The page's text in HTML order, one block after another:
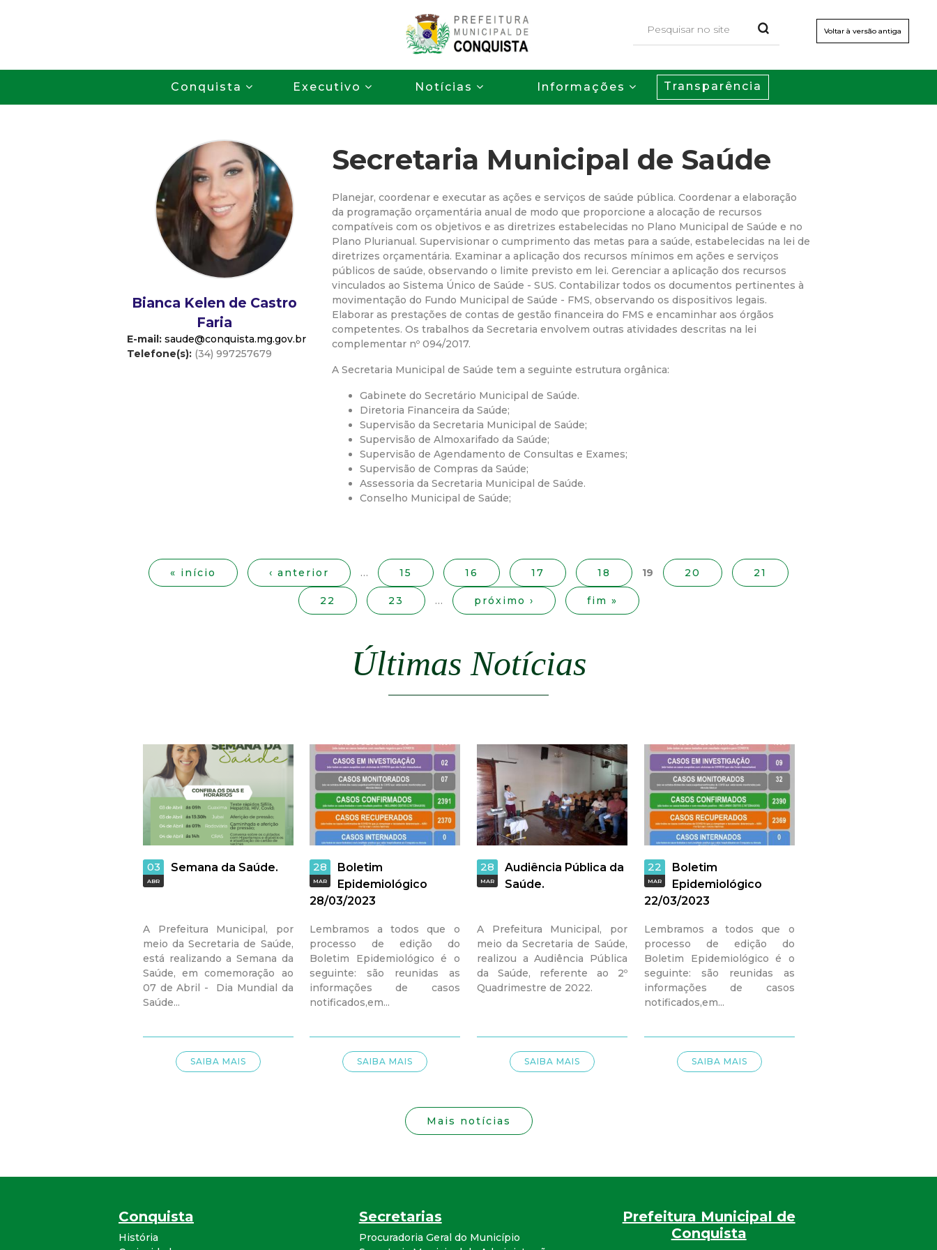
para
o
conteúdo
principal
Voltar à versão antiga
P
r
f
e
i
t
u
r
a
M
u
n
i
i
p
a
l
e
C
o
n
q
u
i
s
t
a
M
Conquista Executivo Notícias Informações Transparência
Secretaria Municipal de Saúde
Planejar, coordenar e executar as ações e serviços de saúde pública. Coordenar a elaboração
da programação orçamentária anual de modo que proporcione a alocação de recursos
compatíveis com os objetivos e as diretrizes estabelecidas no Plano Municipal de Saúde e no
Plano Plurianual. Supervisionar o cumprimento das metas para a saúde, estabelecidas na lei de
diretrizes orçamentária. Examinar a aplicação dos recursos mínimos em ações e serviços
públicos de saúde, observando o limite previsto em lei. Gerenciar a aplicação dos recursos
vinculados ao Sistema Único de Saúde - SUS. Contabilizar todos os documentos pertinentes à
movimentação do Fundo Municipal de Saúde - FMS, observando os dispositivos legais.
Elaborar as prestações de contas de gestão financeira do FMS e encaminhar aos órgãos
competentes. Os trabalhos da Secretaria envolvem outras atividades descritas na lei
complementar nº 094/2017.
A Secretaria Municipal de Saúde tem a seguinte estrutura orgânica:
Gabinete do Secretário Municipal de Saúde.
Diretoria Financeira da Saúde;
Supervisão da Secretaria Municipal de Saúde;
Supervisão de Almoxarifado da Saúde;
Supervisão de Agendamento de Consultas e Exames;
Supervisão de Compras da Saúde;
Assessoria da Secretaria Municipal de Saúde.
Conselho Municipal de Saúde;
Bianca Kelen de Castro
Faria
E-mail: saude@conquista.mg.gov.br
Telefone(s): (34) 997257679
« início ‹ anterior … 15 16 17 18 19 20 21
22 23 … próximo › fim »
Últimas Notícias
03
ABR
Semana da Saúde.
A Prefeitura Municipal, por
meio da Secretaria de Saúde,
está realizando a Semana da
Saúde, em comemoração ao
07 de Abril - Dia Mundial da
Saúde...
SAIBA MAIS
28
MAR
Boletim
Epidemiológico
28/03/2023
Lembramos a todos que o
processo de edição do
Boletim Epidemiológico é o
seguinte: são reunidas as
informações de casos
notificados,em...
SAIBA MAIS
28
MAR
Audiência Pública da
Saúde.
A Prefeitura Municipal, por
meio da Secretaria de Saúde,
realizou a Audiência Pública
da Saúde, referente ao 2º
Quadrimestre de 2022.
SAIBA MAIS
22
MAR
Boletim
Epidemiológico
22/03/2023
Lembramos a todos que o
processo de edição do
Boletim Epidemiológico é o
seguinte: são reunidas as
informações de casos
notificados,em...
SAIBA MAIS
Mais notícias
Conquista
História
Secretarias
Procuradoria Geral do Município
Prefeitura Municipal de
Conquista